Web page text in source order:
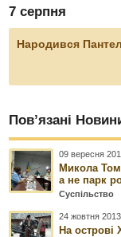
7 серпня
Народився
Пов’язані
09 вересня
Микола
а не парк
Суспільство
24 жовтня
На острові